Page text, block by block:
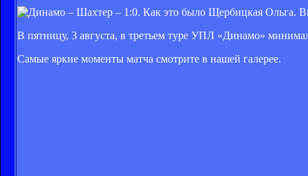
Щербицкая Ольга.
В пятницу, 3 августа, в третьем туре УПЛ «Динамо»
Самые яркие моменты матча смотрите в нашей галерее.